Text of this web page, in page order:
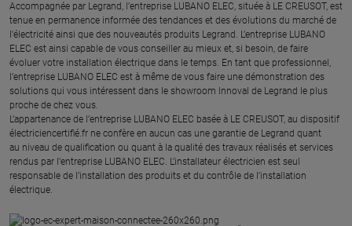
​Accompagnée par Legrand, l’entreprise LUBANO ELEC, située à LE CREUSOT, est
tenue en permanence informée des tendances et des évolutions du marché de
l'électricité ainsi que des nouveautés produits Legrand. L’entreprise LUBANO
ELEC est ainsi capable de vous conseiller au mieux et, si besoin, de faire
évoluer votre installation électrique dans le temps. En tant que professionnel,
l’entreprise LUBANO ELEC est à même de vous faire une démonstration des
solutions qui vous intéressent dans le showroom Innoval de Legrand le plus
proche de chez vous.​
L’appartenance de l’entreprise LUBANO ELEC basée à LE CREUSOT, au dispositif
électriciencertifié.fr ne confère en aucun cas une garantie de Legrand quant
au niveau de qualification ou quant à la qualité des travaux réalisés et services
rendus par l’entreprise LUBANO ELEC. L’installateur électricien est seul
responsable de l’installation des produits et du contrôle de l’installation
électrique.